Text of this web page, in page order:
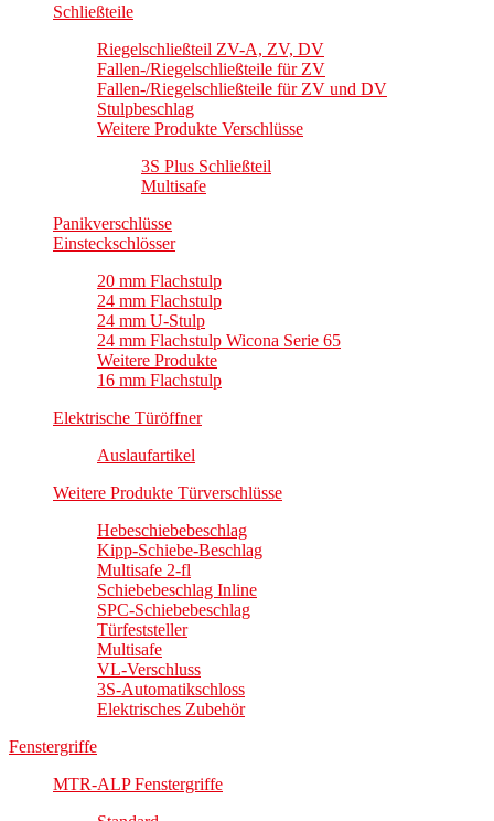
Schließteile
Riegelschließteil ZV-A, ZV, DV
Fallen-/Riegelschließteile für ZV
Fallen-/Riegelschließteile für ZV und DV
Stulpbeschlag
Weitere Produkte Verschlüsse
3S Plus Schließteil
Multisafe
Panikverschlüsse
Einsteckschlösser
20 mm Flachstulp
24 mm Flachstulp
24 mm U-Stulp
24 mm Flachstulp Wicona Serie 65
Weitere Produkte
16 mm Flachstulp
Elektrische Türöffner
Auslaufartikel
Weitere Produkte Türverschlüsse
Hebeschiebebeschlag
Kipp-Schiebe-Beschlag
Multisafe 2-fl
Schiebebeschlag Inline
SPC-Schiebebeschlag
Türfeststeller
Multisafe
VL-Verschluss
3S-Automatikschloss
Elektrisches Zubehör
Fenstergriffe
MTR-ALP Fenstergriffe